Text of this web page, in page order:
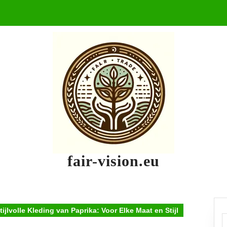
fair-vision.eu
Kleding van Paprika: Voor Elke Maat en Stijl